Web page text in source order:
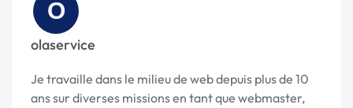
O
olaservice
Je travaille dans le milieu de web depuis plus de 10
ans sur diverses missions en tant que webmaster,